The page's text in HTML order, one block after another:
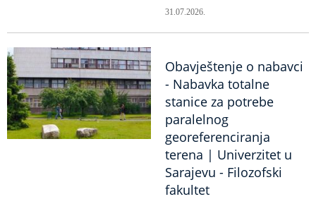
31.07.2026.
Obavještenje o nabavci
- Nabavka totalne
stanice za potrebe
paralelnog
georeferenciranja
terena | Univerzitet u
Sarajevu - Filozofski
fakultet